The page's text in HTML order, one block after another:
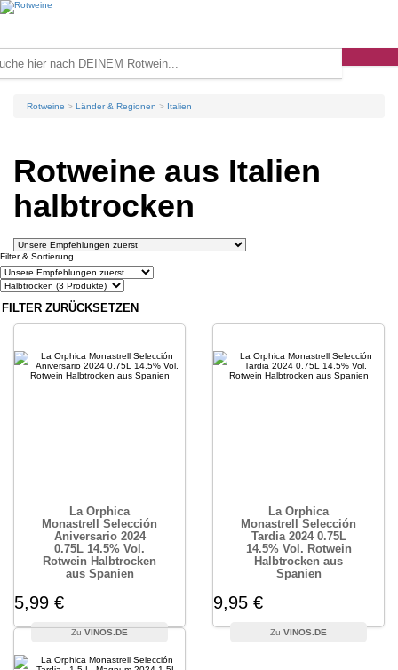
Rotweine Länder & Regionen Italien
Rotweine aus Italien
halbtrocken
Filter & Sortierung
FILTER ZURÜCKSETZEN
La Orphica
Monastrell Selección
Aniversario 2024
0.75L 14.5% Vol.
Rotwein Halbtrocken
aus Spanien
5,99 €
VINOS.DE
La Orphica
Monastrell Selección
Tardia 2024 0.75L
14.5% Vol. Rotwein
Halbtrocken aus
Spanien
9,95 €
VINOS.DE